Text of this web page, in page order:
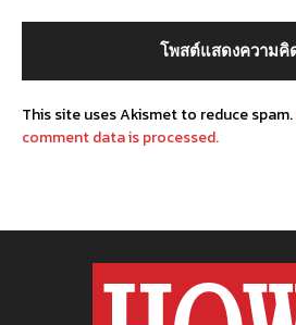
This site uses Akismet to reduce spam.
comment data is processed.